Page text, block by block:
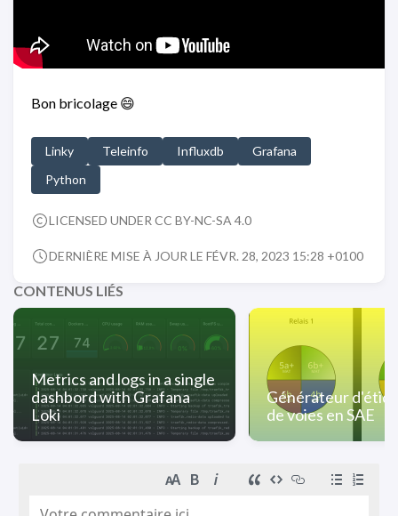
Bon bricolage 😄
Linky Teleinfo Influxdb
Grafana
Python
LICENSED UNDER CC BY-NC-SA 4.0
DERNIÈRE MISE À JOUR LE FÉVR. 28, 2023 15:28 +0100
CONTENUS LIÉS
Metrics and logs in a single
dashbord with Grafana
Loki
Générateur
de voies en SAE